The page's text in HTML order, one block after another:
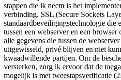
stappen die ik neem is het
verbinding. SSL (Secure Sockets
standaardbeveiligingstechnologie die
tussen een webserver en een
alle gegevens die tussen de
uitgewisseld, privé blijven en niet
kwaadwillende partijen. Om de
versterken, zorg ik ervoor dat de
mogelijk is met tweestapsverificatie